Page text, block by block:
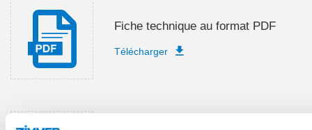
Fiche technique au format PDF
Télécharger